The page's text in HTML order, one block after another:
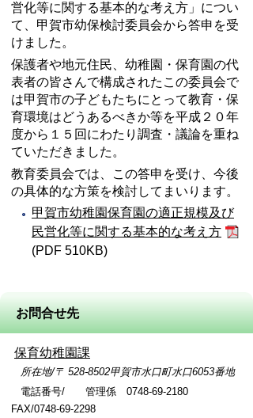
営化等に関する基本的な考え方」につい
て、甲賀市幼保検討委員会から答申を受
けました。
保護者や地元住民、幼稚園・保育園の代
表者の皆さんで構成されたこの委員会で
は甲賀市の子どもたちにとって教育・保
育環境はどうあるべきか等を平成２０年
度から１５回にわたり調査・議論を重ね
ていただきました。
教育委員会では、この答申を受け、今後
の具体的な方策を検討してまいります。
甲賀市幼稚園保育園の適正規模及び
民営化等に関する基本的な考え方
(PDF 510KB)
お問合せ先
保育幼稚園課
所在地/〒 528-8502甲賀市水口町水口6053番地
電話番号/ 管理係 0748-69-2180
FAX/0748-69-2298